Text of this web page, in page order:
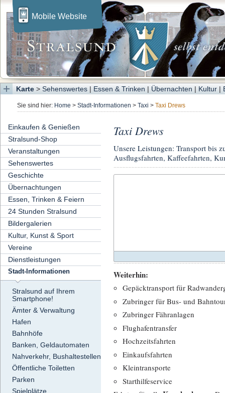
Mobile Website
Karte > Sehenswertes | Essen & Trinken | Übernachten | Kultur |
Sie sind hier: Home > Stadt-Informationen > Taxi > Taxi Drews
Einkaufen & Genießen
Stralsund-Shop
Veranstaltungen
Sehenswertes
Geschichte
Übernachtungen
Essen, Trinken & Feiern
24 Stunden Stralsund
Bildergalerien
Kultur, Kunst & Sport
Vereine
Dienstleistungen
Stadt-Informationen
Stralsund auf Ihrem
Smartphone!
Ämter & Verwaltung
Hafen
Bahnhöfe
Banken, Geldautomaten
Nahverkehr, Bushaltestellen
Öffentliche Toiletten
Parken
Spielplätze
Taxi Drews
Unsere Leistungen: Transport bis
Ausflugsfahrten, Kaffeefahrten,
Weiterhin:
Gepäcktransport für
Zubringer für Bus- und
Zubringer Fähranlagen
Flughafentransfer
Hochzeitsfahrten
Einkaufsfahrten
Kleintransporte
Starthilfeservice